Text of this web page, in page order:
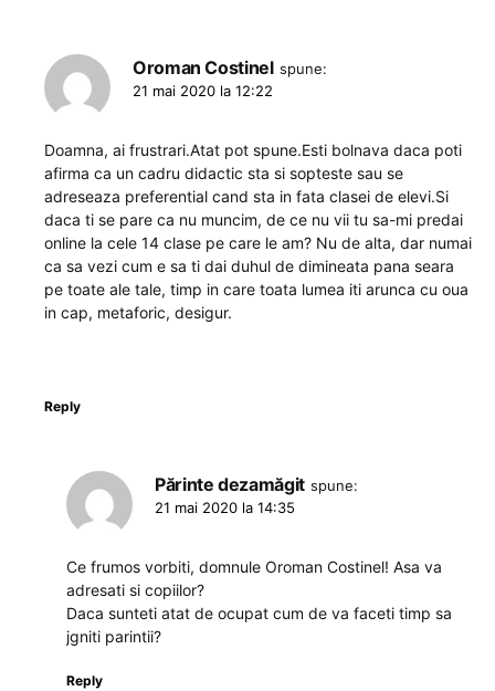
Oroman Costinel spune:
21 mai 2020 la 12:22
Doamna, ai frustrari.Atat pot spune.Esti bolnava daca poti
afirma ca un cadru didactic sta si sopteste sau se
adreseaza preferential cand sta in fata clasei de elevi.Si
daca ti se pare ca nu muncim, de ce nu vii tu sa-mi predai
online la cele 14 clase pe care le am? Nu de alta, dar numai
ca sa vezi cum e sa ti dai duhul de dimineata pana seara
pe toate ale tale, timp in care toata lumea iti arunca cu oua
in cap, metaforic, desigur.
Reply
Părinte dezamăgit spune:
21 mai 2020 la 14:35
Ce frumos vorbiti, domnule Oroman Costinel! Asa va
adresati si copiilor?
Daca sunteti atat de ocupat cum de va faceti timp sa
jgniti parintii?
Reply